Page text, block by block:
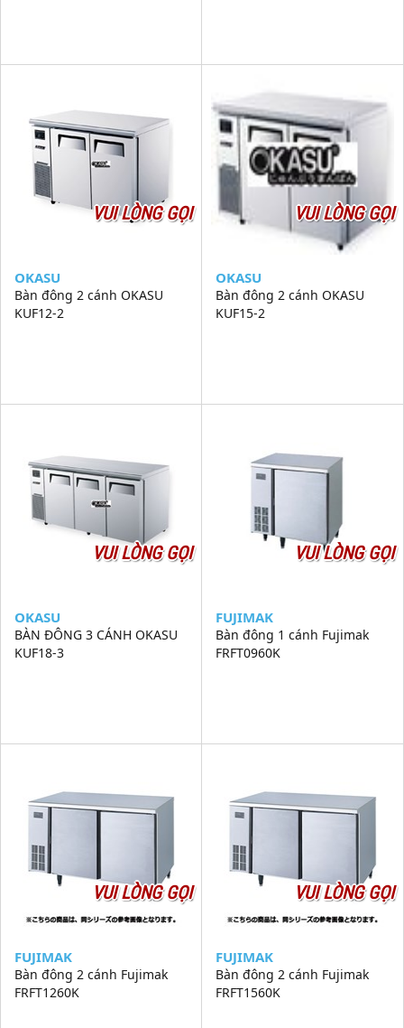
VUI LÒNG GỌI
OKASU
Bàn đông 2 cánh OKASU
KUF12-2
VUI LÒNG GỌI
OKASU
Bàn đông 2 cánh OKASU
KUF15-2
VUI LÒNG GỌI
OKASU
BÀN ĐÔNG 3 CÁNH OKASU
KUF18-3
VUI LÒNG GỌI
FUJIMAK
Bàn đông 1 cánh Fujimak
FRFT0960K
VUI LÒNG GỌI
FUJIMAK
Bàn đông 2 cánh Fujimak
FRFT1260K
VUI LÒNG GỌI
FUJIMAK
Bàn đông 2 cánh Fujimak
FRFT1560K